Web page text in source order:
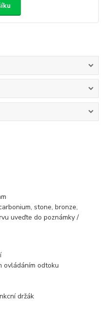
stone, bronze,
uveďte do poznámky /
ovládáním odtoku
držák